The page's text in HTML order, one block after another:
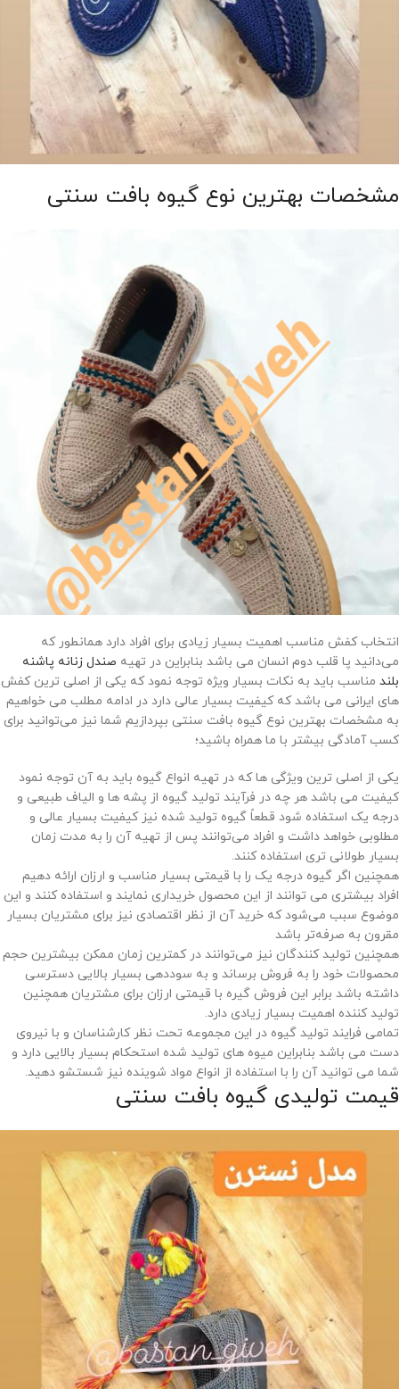
مشخصات بهترین نوع گیوه بافت سنتی
انتخاب کفش مناسب اهمیت بسیار زیادی برای افراد دارد همانطور که
می‌دانید پا قلب دوم انسان می باشد بنابراین در تهیه صندل زنانه پاشنه
بلند مناسب باید به نکات بسیار ویژه توجه نمود که یکی از اصلی ترین کفش
های ایرانی می باشد که کیفیت بسیار عالی دارد در ادامه مطلب می خواهیم
به مشخصات بهترین نوع گیوه بافت سنتی بپردازیم شما نیز می‌توانید برای
کسب آمادگی بیشتر با ما همراه باشید؛
یکی از اصلی ترین ویژگی ها که در تهیه انواع گیوه باید به آن توجه نمود
کیفیت می باشد هر چه در فرآیند تولید گیوه از پشه ها و الیاف طبیعی و
درجه یک استفاده شود قطعاً گیوه تولید شده نیز کیفیت بسیار عالی و
مطلوبی خواهد داشت و افراد می‌توانند پس از تهیه آن را به مدت زمان
بسیار طولانی تری استفاده کنند.
همچنین اگر گیوه درجه یک را با قیمتی بسیار مناسب و ارزان ارائه دهیم
افراد بیشتری می توانند از این محصول خریداری نمایند و استفاده کنند و این
موضوع سبب می‌شود که خرید آن از نظر اقتصادی نیز برای مشتریان بسیار
مقرون به صرفه‌تر باشد
همچنین تولید کنندگان نیز می‌توانند در کمترین زمان ممکن بیشترین حجم
محصولات خود را به فروش برساند و به سوددهی بسیار بالایی دسترسی
داشته باشد برابر این فروش گیره با قیمتی ارزان برای مشتریان همچنین
تولید کننده اهمیت بسیار زیادی دارد.
تمامی فرایند تولید گیوه در این مجموعه تحت نظر کارشناسان و با نیروی
دست می باشد بنابراین میوه های تولید شده استحکام بسیار بالایی دارد و
شما می توانید آن را با استفاده از انواع مواد شوینده نیز شستشو دهید.
قیمت تولیدی گیوه بافت سنتی